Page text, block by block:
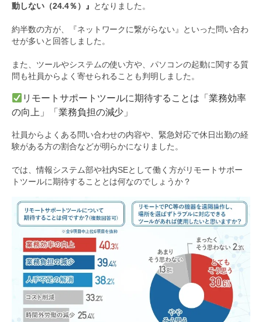
動しない（24.4％）』
となりました。
約半数の方が、『ネットワークに繋がらない』といった問い合わ
せが多いと回答しました。
また、ツールやシステムの使い方や、パソコンの起動に関する質
問も社員からよく寄せられることも判明しました。
リモートサポートツールに期待することは「業務効率
の向上」「業務負担の減少」
社員からよくある問い合わせの内容や、緊急対応で休日出勤の経
験がある方の割合などが明らかになりました。
では、情報システム部や社内SEとして働く方がリモートサポー
トツールに期待することとは何なのでしょうか？